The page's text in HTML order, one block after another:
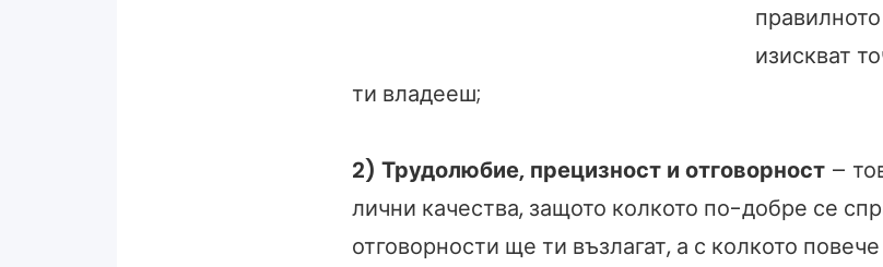
изискват
ти владееш;
2) Трудолюбие, прецизност и отговорност –
лични качества, защото колкото по-добре се
отговорности ще ти възлагат, а с колкото